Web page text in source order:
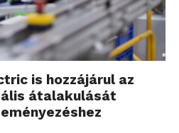
is hozzájárul az
átalakulását